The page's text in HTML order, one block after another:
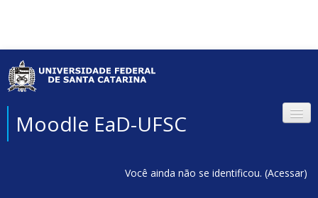
Moodle EaD-UFSC
Você ainda não se identificou. (Acessar)